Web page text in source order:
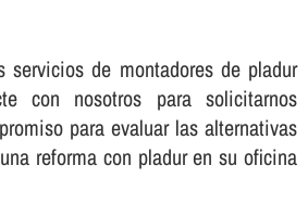
servicios de montadores de pladur
con nosotros para solicitarnos
para evaluar las alternativas
reforma con pladur en su oficina